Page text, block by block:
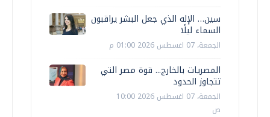
سين… الإله الذي جعل البشر يراقبون
السماء ليلًا
الجمعة، 07 اغسطس 2026 01:00 م
المصريات بالخارج... قوة مصر التي
تتجاوز الحدود
الجمعة، 07 اغسطس 2026 10:00
ص